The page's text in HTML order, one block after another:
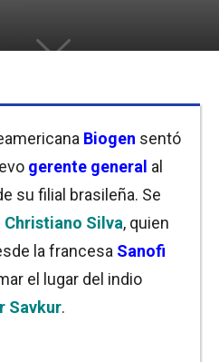
Biogen sentó
gerente general al
su filial brasileña. Se
Christiano Silva, quien
la francesa Sanofi
el lugar del indio
Savkur.